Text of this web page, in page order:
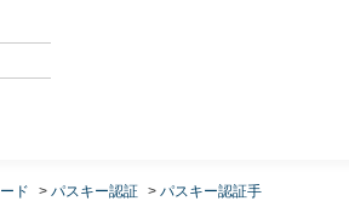
ド > パスキー認証 > パスキー認証手